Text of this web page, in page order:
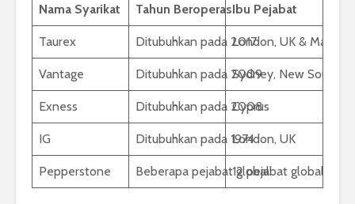
Nama Syarikat Tahun BeroperasiIbu Pejabat
Taurex Ditubuhkan pada 2017London, UK & Mahé,
Vantage Ditubuhkan pada 2009Sydney, New South
Exness Ditubuhkan pada 2008
Cyprus
IG Ditubuhkan pada 1974London, UK
Pepperstone Beberapa pejabat global12 pejabat global